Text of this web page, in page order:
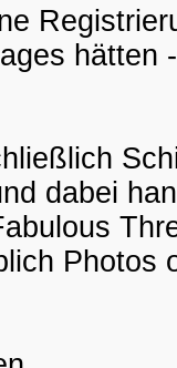
hätten
dabei
Photos